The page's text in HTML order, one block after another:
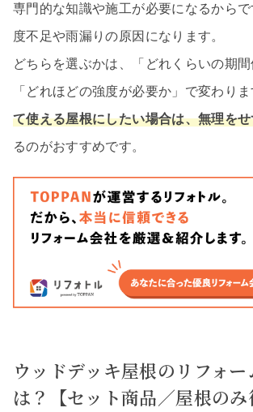
専門的な知識や施工が必要になるから
度不足や雨漏りの原因になります。
どちらを選ぶかは、「どれくらいの期間
「どれほどの強度が必要か」で変わりま
て使える屋根にしたい場合は、無理を
るのがおすすめです。
ウッドデッキ屋根のリフォ
は？【セット商品／屋根のみ